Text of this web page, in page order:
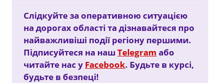
Слідкуйте за оперативною ситуацією
на дорогах області та дізнавайтеся про
найважливіші події регіону першими.
Підписуйтеся на нашTelegram або
читайте нас у Facebook. Будьте в курсі,
будьте в безпеці!